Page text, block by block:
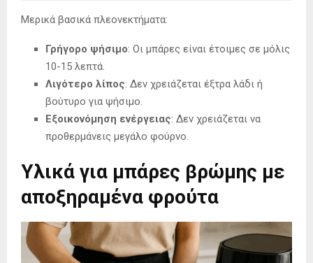
Μερικά βασικά πλεονεκτήματα:
Γρήγορο ψήσιμο: Οι μπάρες είναι έτοιμες σε μόλις
10-15 λεπτά.
Λιγότερο λίπος: Δεν χρειάζεται έξτρα λάδι ή
βούτυρο για ψήσιμο.
Εξοικονόμηση ενέργειας: Δεν χρειάζεται να
προθερμάνεις μεγάλο φούρνο.
Υλικά για μπάρες βρώμης με
αποξηραμένα φρούτα